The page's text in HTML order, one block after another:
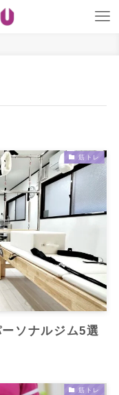
筋トレ
ソナルジム5選
筋トレ